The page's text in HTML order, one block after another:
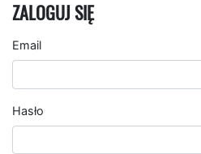
ZALOGUJ SIĘ
Email
Hasło